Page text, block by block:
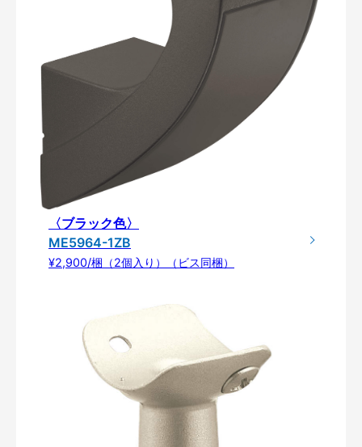
〈ブラック色〉
ME5964-1ZB
¥2,900/梱（2個入り）（ビス同梱）